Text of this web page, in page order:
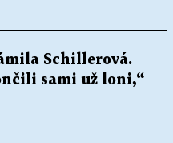
Schillerová.
sami už loni,“